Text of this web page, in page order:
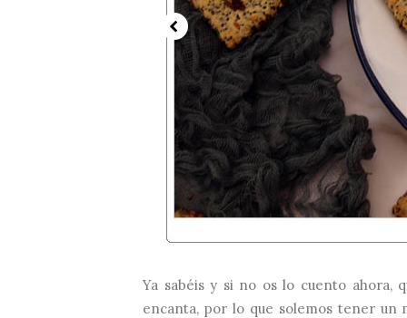
Ya sabéis y si no os lo cuento ahora,
encanta, por lo que solemos tener un